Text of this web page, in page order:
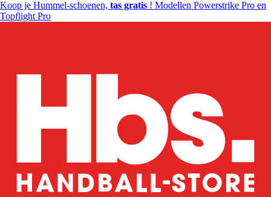
Koop je Hummel-schoenen, tas gratis ! Modellen Powerstrike Pro en
Topflight Pro